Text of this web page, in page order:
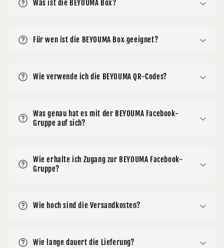
Was ist die BEYOUMA Box?
Für wen ist die BEYOUMA Box geeignet?
Wie verwende ich die BEYOUMA QR-Codes?
Was genau hat es mit der BEYOUMA Facebook-
Gruppe auf sich?
Wie erhalte ich Zugang zur BEYOUMA Facebook-
Gruppe?
Wie hoch sind die Versandkosten?
Wie lange dauert die Lieferung?